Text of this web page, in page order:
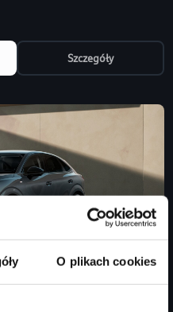
O plikach cookies
Szczegóły